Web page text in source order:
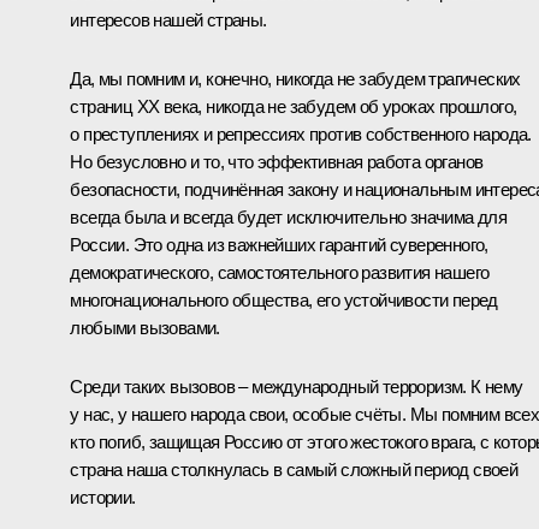
интересов нашей страны.
Да, мы помним и, конечно, никогда не забудем трагических
страниц ХХ века, никогда не забудем об уроках прошлого,
о преступлениях и репрессиях против собственного народа.
Но безусловно и то, что эффективная работа органов
безопасности, подчинённая закону и национальным
всегда была и всегда будет исключительно значима для
России. Это одна из важнейших гарантий суверенного,
демократического, самостоятельного развития нашего
многонационального общества, его устойчивости перед
любыми вызовами.
Среди таких вызовов – международный терроризм. К нему
у нас, у нашего народа свои, особые счёты. Мы помним
кто погиб, защищая Россию от этого жестокого врага, с
страна наша столкнулась в самый сложный период своей
истории.